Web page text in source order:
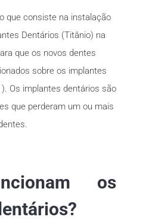
que consiste na instalação
Dentários (Titânio) na
que os novos dentes
sobre os implantes
Os implantes dentários são
que perderam um ou mais
os